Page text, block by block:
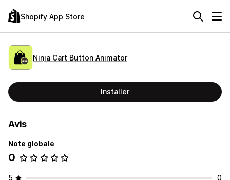
Shopify App Store
Ninja Cart Button Animator
Installer
Avis
Note globale
0
5
0